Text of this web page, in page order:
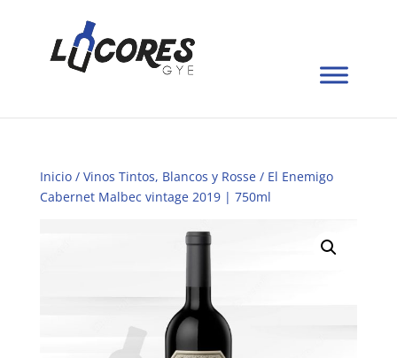
Inicio/ Vinos Tintos, Blancos y Rosse/ El Enemigo
Cabernet Malbec vintage 2019 | 750ml